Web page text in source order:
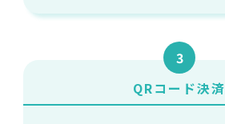
3
QRコード決済